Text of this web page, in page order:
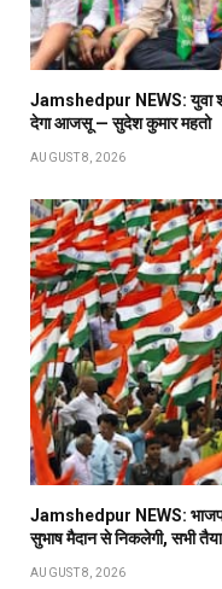
Jamshedpur NEWS: युवा
देगा आजसू — सुदेश कुमार महतो
AUGUST 8, 2026
Jamshedpur NEWS: भाजपा
सुभाष मैदान से निकलेगी, सभी
AUGUST 8, 2026